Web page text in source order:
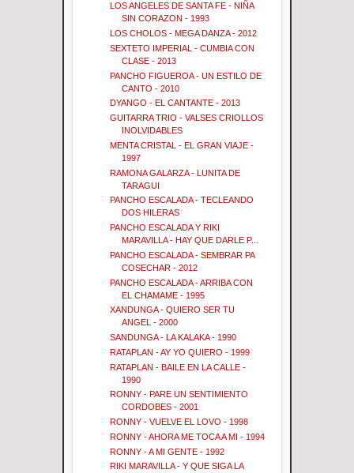
LOS ANGELES DE SANTA FE - NIÑA
SIN CORAZON - 1993
LOS CHOLOS - MEGA DANZA - 2012
SEXTETO IMPERIAL - CUMBIA CON
CLASE - 2013
PANCHO FIGUEROA - UN ESTILO DE
CANTO - 2010
DYANGO - EL CANTANTE - 2013
GUITARRA TRIO - VALSES CRIOLLOS
INOLVIDABLES
MENTA CRISTAL - EL GRAN VIAJE -
1997
RAMONA GALARZA - LUNITA DE
TARAGUI
PANCHO ESCALADA - TECLEANDO
DOS HILERAS
PANCHO ESCALADA Y RIKI
MARAVILLA - HAY QUE DARLE P...
PANCHO ESCALADA - SEMBRAR PA
COSECHAR - 2012
PANCHO ESCALADA - ARRIBA CON
EL CHAMAME - 1995
XANDUNGA - QUIERO SER TU
ANGEL - 2000
SANDUNGA - LA KALAKA - 1990
RATAPLAN - AY YO QUIERO - 1999
RATAPLAN - BAILE EN LA CALLE -
1990
RONNY - PARE UN SENTIMIENTO
CORDOBES - 2001
RONNY - VUELVE EL LOVO - 1998
RONNY - AHORA ME TOCA A MI - 1994
RONNY - A MI GENTE - 1992
RIKI MARAVILLA - Y QUE SIGA LA